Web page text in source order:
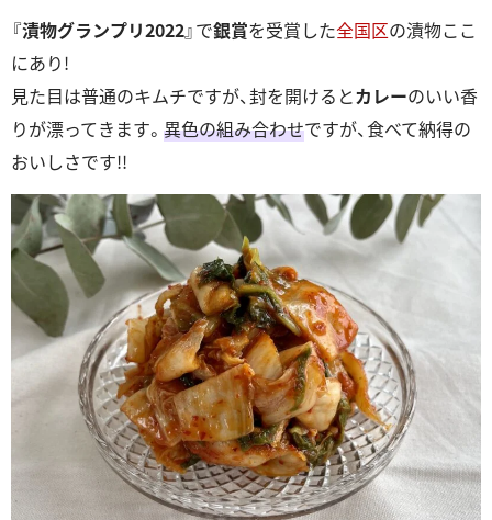
『漬物グランプリ2022』で銀賞を受賞した全国区の漬物ここ
にあり!
見た目は普通のキムチですが、封を開けるとカレーのいい香
りが漂ってきます。 異色の組み合わせですが、食べて納得の
おいしさです!!